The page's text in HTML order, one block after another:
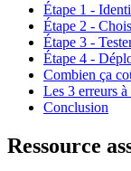
Étape 1 -
Étape 2 -
Étape 3 -
Étape 4 -
Combien ça
Les 3 erreurs
Conclusion
Ressource